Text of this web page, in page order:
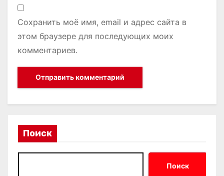
Сохранить моё имя, email и адрес сайта в
этом браузере для последующих моих
комментариев.
Поиск
Поиск